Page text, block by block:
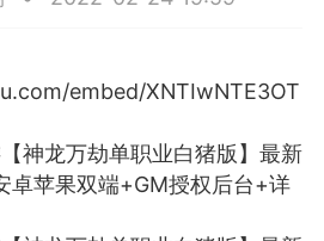
以后台设置 超级强大
embed/XNTIwNTE3OT